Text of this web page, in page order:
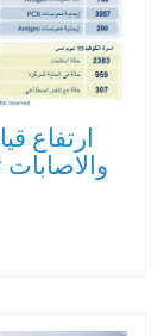
ارتفاع